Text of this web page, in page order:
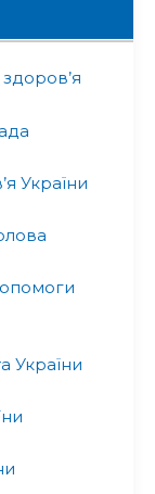
України
України